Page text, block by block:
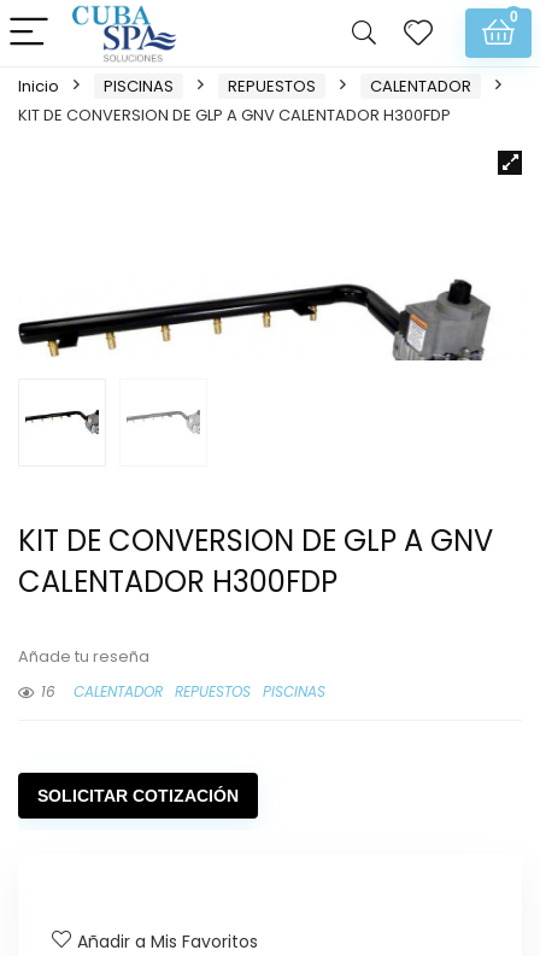
0
Inicio PISCINAS REPUESTOS
CALENTADOR
KIT DE CONVERSION DE GLP A GNV CALENTADOR H300FDP
KIT DE CONVERSION DE GLP A GNV
CALENTADOR H300FDP
Añade tu reseña
16
CALENTADOR REPUESTOS PISCINAS
SOLICITAR COTIZACIÓN
Añadir a Mis Favoritos